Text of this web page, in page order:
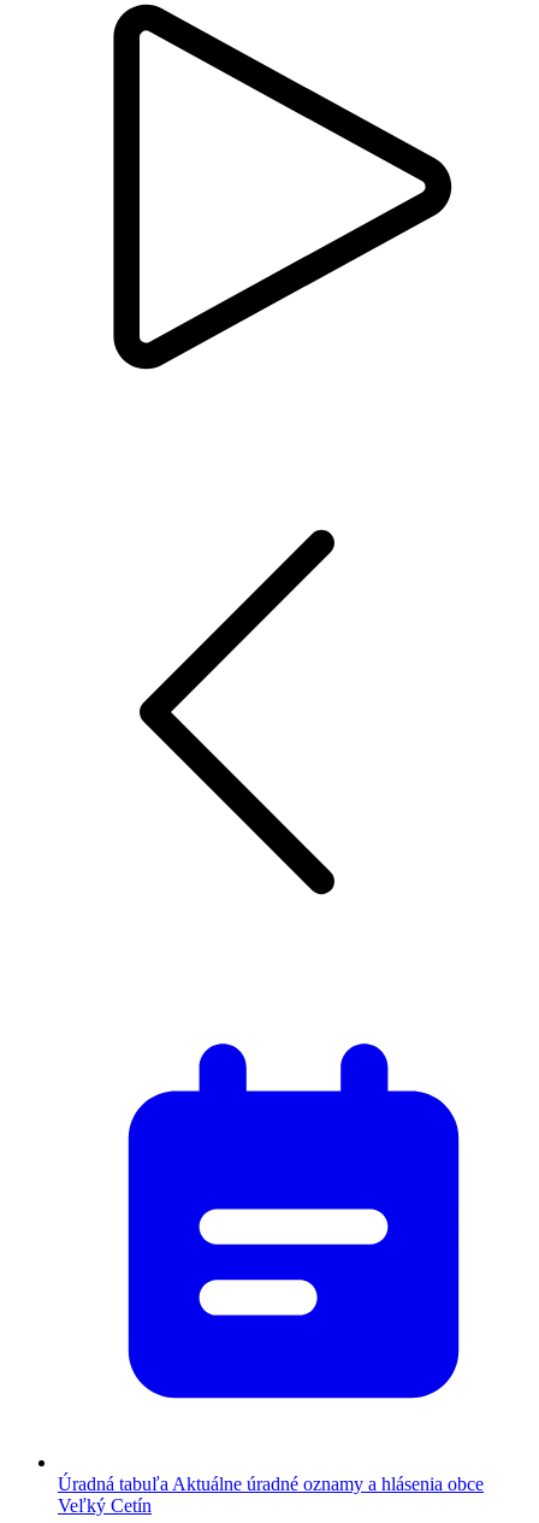
Úradná tabuľa Aktuálne úradné oznamy a hlásenia obce
Veľký Cetín